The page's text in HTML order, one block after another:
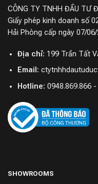
phép robot không chỉ
tiềm ẩn trên sàn nhà
chúng một cách linh
Khả năng phản ứng
nhà khỏi bị va đập
rằng Roborock Q
hiệu quả nhất, không
Kết nối app
CÔNG TY TNHH ĐẦU TƯ
Giấy phép kinh doanh số
Hải Phòng cấp ngày 07/06/
Địa chỉ: 199 Trần Tất
Email:
Hotline: 0948.869.866
SHOWROOMS